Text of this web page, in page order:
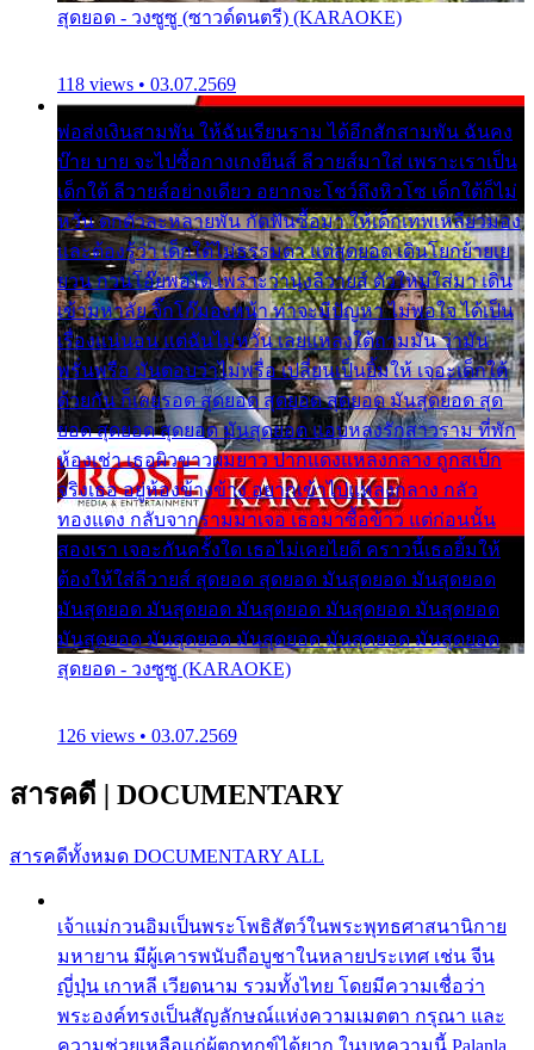
สุดยอด - วงซูซู (ซาวด์ดนตรี) (KARAOKE)
118 views • 03.07.2569
พ่อส่งเงินสามพัน ให้ฉันเรียนราม ได้อีกสักสามพัน ฉันคง
บ๊าย บาย จะไปซื้อกางเกงยีนส์ ลีวายส์มาใส่ เพราะเราเป็น
เด็กใต้ ลีวายส์อย่างเดียว อยากจะโชว์ถึงหิวโซ เด็กใต้ก็ไม่
หวั่น ตกตัวละหลายพัน กัดฟันซื้อมา ให้เด็กเทพเหลียวมอง
และต้องรู้ว่า เด็กใต้ไม่ธรรมดา แต่สุดยอด เดินโยกย้ายเย
ยวน กวนโอ๊ยพอได้ เพราะว่านุ่งลีวายส์ ตัวใหม่ใส่มา เดิน
เข้ามหาลัย จิ๊กโก๊มองหน้า ท่าจะมีปัญหา ไม่พอใจ ได้เป็น
เรื่องแน่นอน แต่ฉันไม่หวั่น เลยแหลงใต้ถามมัน ว่ามัน
พรั่นพรือ มันตอบว่าไม่พรื่อ เปลี่ยนเป็นยิ้มให้ เจอะเด็กใต้
ด้วยกัน ก็เลยรอด สุดยอด สุดยอด สุดยอด มันสุดยอด สุด
ยอด สุดยอด สุดยอด มันสุดยอด แอบหลงรักสาวราม ที่พัก
ห้องเช่า เธอผิวขาวผมยาว ปากแดงแหลงกลาง ถูกสเป็ก
จริงเธอ อยู่ห้องข้างข้าง อยากเข้าไปแหลงกลาง กลัว
ทองแดง กลับจากรามมาเจอ เธอมาซื้อข้าว แต่ก่อนนั้น
สองเรา เจอะกันครั้งใด เธอไม่เคยไยดี คราวนี้เธอยิ้มให้
ต้องให้ใส่ลีวายส์ สุดยอด สุดยอด มันสุดยอด มันสุดยอด
มันสุดยอด มันสุดยอด มันสุดยอด มันสุดยอด มันสุดยอด
มันสุดยอด มันสุดยอด มันสุดยอด มันสุดยอด มันสุดยอด
สุดยอด - วงซูซู (KARAOKE)
126 views • 03.07.2569
สารคดี | DOCUMENTARY
สารคดีทั้งหมด DOCUMENTARY ALL
เจ้าแม่กวนอิมเป็นพระโพธิสัตว์ในพระพุทธศาสนานิกาย
มหายาน มีผู้เคารพนับถือบูชาในหลายประเทศ เช่น จีน
ญี่ปุ่น เกาหลี เวียดนาม รวมทั้งไทย โดยมีความเชื่อว่า
พระองค์ทรงเป็นสัญลักษณ์แห่งความเมตตา กรุณา และ
ความช่วยเหลือแก่ผู้ตกทุกข์ได้ยาก ในบทความนี้ Palanla